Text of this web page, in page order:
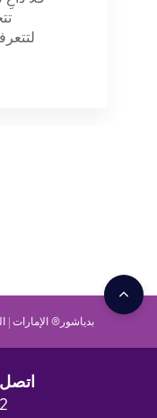
بدياشور® الإمارات |
اتصل